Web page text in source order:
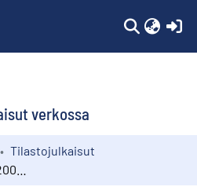
verkossa
Tilastojulkaisut